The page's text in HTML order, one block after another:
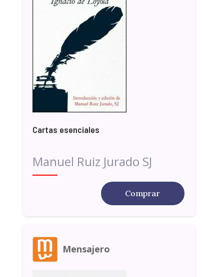
Cartas esenciales
Manuel Ruiz Jurado SJ
Comprar
Mensajero